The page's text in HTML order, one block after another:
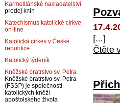
[...]
Čtěte
Karmelitánské nakladatelství
prodej knih
Katechismus katolické církve
on-line
Katolická církev v České
republice
Katolický týdeník
Kněžské bratrstvo sv. Petra
Kněžské bratrstvo sv. Petra
(FSSP) je společností
katolických kněží
apoštolského života